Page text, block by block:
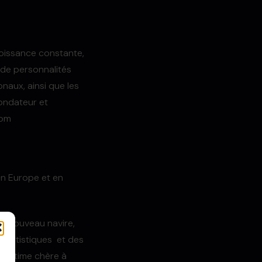
constante,
personnalités
ainsi que les
et
Europe et en
nouveau navire,
artistiques et des
chère à